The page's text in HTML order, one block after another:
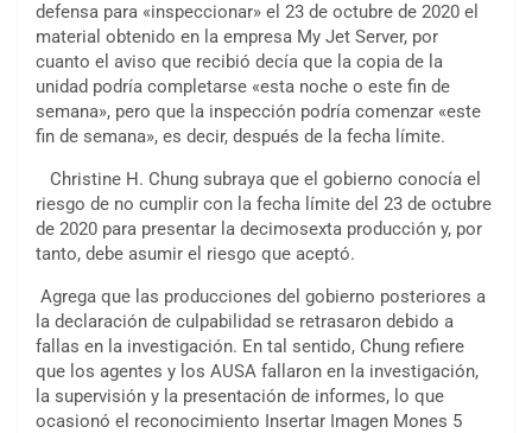
defensa para «inspeccionar» el 23 de octubre de 2020 el
material obtenido en la empresa My Jet Server, por
cuanto el aviso que recibió decía que la copia de la
unidad podría completarse «esta noche o este fin de
semana», pero que la inspección podría comenzar «este
fin de semana», es decir, después de la fecha límite.
Christine H. Chung subraya que el gobierno conocía el
riesgo de no cumplir con la fecha límite del 23 de octubre
de 2020 para presentar la decimosexta producción y, por
tanto, debe asumir el riesgo que aceptó.
Agrega que las producciones del gobierno posteriores a
la declaración de culpabilidad se retrasaron debido a
fallas en la investigación. En tal sentido, Chung refiere
que los agentes y los AUSA fallaron en la investigación,
la supervisión y la presentación de informes, lo que
ocasionó el reconocimiento Insertar Imagen Mones 5